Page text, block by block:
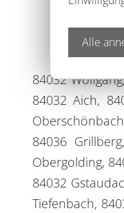
84032
84032 Aich,
84036
Obergolding,
84032
Tiefenbach,
Alle